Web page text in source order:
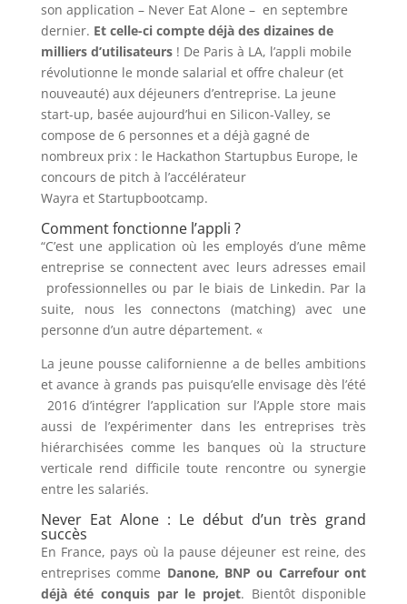
son application – Never Eat Alone – en septembre
dernier. Et celle-ci compte déjà des dizaines de
milliers d’utilisateurs! De Paris à LA, l’appli mobile
révolutionne le monde salarial et offre chaleur (et
nouveauté) aux déjeuners d’entreprise. La jeune
start-up, basée aujourd’hui en Silicon-Valley, se
compose de 6 personnes et a déjà gagné de
nombreux prix : le Hackathon Startupbus Europe, le
concours de pitch à l’accélérateur
Wayra et Startupbootcamp.
Comment fonctionne l’appli ?
“C’est une application où les employés d’une même
entreprise se connectent avec leurs adresses email
professionnelles ou par le biais de Linkedin. Par la
suite, nous les connectons (matching) avec une
personne d’un autre département. «
La jeune pousse californienne a de belles ambitions
et avance à grands pas puisqu’elle envisage dès l’été
2016 d’intégrer l’application sur l’Apple store mais
aussi de l’expérimenter dans les entreprises très
hiérarchisées comme les banques où la structure
verticale rend difficile toute rencontre ou synergie
entre les salariés.
Never Eat Alone : Le début d’un très grand
succès
En France, pays où la pause déjeuner est reine, des
entreprises comme Danone, BNP ou Carrefour ont
déjà été conquis par le projet. Bientôt disponible